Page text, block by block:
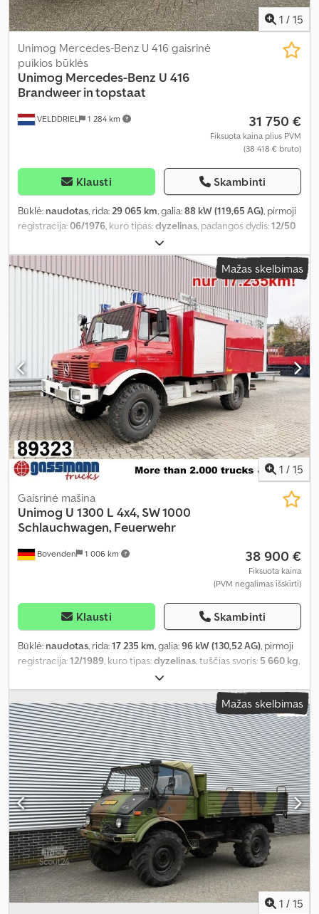
1 / 15
VELDDRIEL 1 284 km
Unimog Mercedes-Benz U 416 gaisrinė
puikios būklės
Unimog Mercedes-Benz U 416
Brandweer in topstaat
31 750 €
Fiksuota kaina plius PVM
(38 418 € bruto)
Klausti Skambinti
Būklė: naudotas, rida:29 065 km, galia:88 kW (119,65 AG), pirmoji
registracija:06/1976, kuro tipas:dyzelinas, padangos dydis:12/50
, ratų bazė:
spalva:raudona, vairuotojo kabina:dieninė kabina, pavaros tipas:
mechaninis
, Gamybos metai: 1976, Įranga:
priekabos jungtis, vairo stiprintuvas
Mažas skelbimas
1 / 15
Bovenden 1 006 km
Gaisrinė mašina
Unimog U 1300 L 4x4, SW 1000
Schlauchwagen, Feuerwehr
38 900 €
Fiksuota kaina
(PVM negalimas išskirti)
Klausti Skambinti
Būklė: naudotas, rida:17 235 km, galia:96 kW (130,52 AG), pirmoji
registracija:12/1989, kuro tipas:dyzelinas, tuščias svoris: 5 660 kg,
2 340 kg
padangos dydis:12.5-20, ašių konfigūracija:4x4, ratų bazė:3 700
mm, kita apžiūra (TÜV):06/2026, stabdžiai:variklio stabdymas,
spalva:raudona, vairuotojo kabina:dieninė kabina, pavaros tipas:
mechaninis, emisijos klasė:nėra, pakaba:plienas, sėdimų vietų
skaičius:3, Įranga:diferencialo užraktas, kabina, papildomi
žibintai, vairo stiprintuvas, visų varančiųjų ratų pavara,
Mažas skelbimas
1 / 15